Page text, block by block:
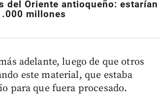
del Oriente antioqueño: estarían
millones
adelante, luego de que otros
este material, que estaba
para que fuera procesado.